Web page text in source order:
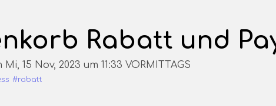
Rabatt und
15 Nov, 2023 um 11:33 VORMITTAGS
#rabatt